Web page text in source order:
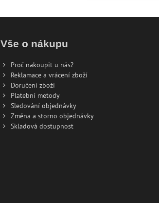
Vše o nákupu
Proč nakoupit u nás?
Reklamace a vrácení zboží
Doručení zboží
Platební metody
Sledování objednávky
Změna a storno objednávky
Skladová dostupnost